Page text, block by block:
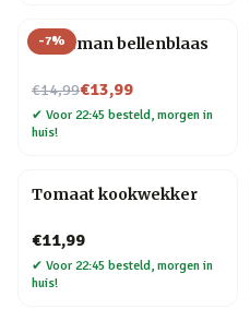
-7%
Kerstman bellenblaas
€14,99
Nu voor€13,99
✔ Voor 22:45 besteld, morgen in
huis!
Tomaat kookwekker
€11,99
✔ Voor 22:45 besteld, morgen in
huis!